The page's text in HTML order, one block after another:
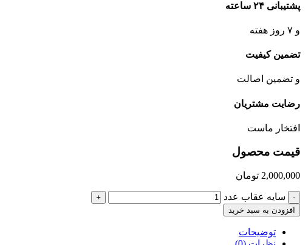
پشتیبانی ۲۴ ساعته
و ۷ روز هفته
تضمین کیفیت
و تضمین اصالت
رضایت مشتریان
افتخار ماست
قیمت محصول
2,000,000 تومان
- سایه عقاب عدد
+
افزودن به سبد خرید
توضیحات